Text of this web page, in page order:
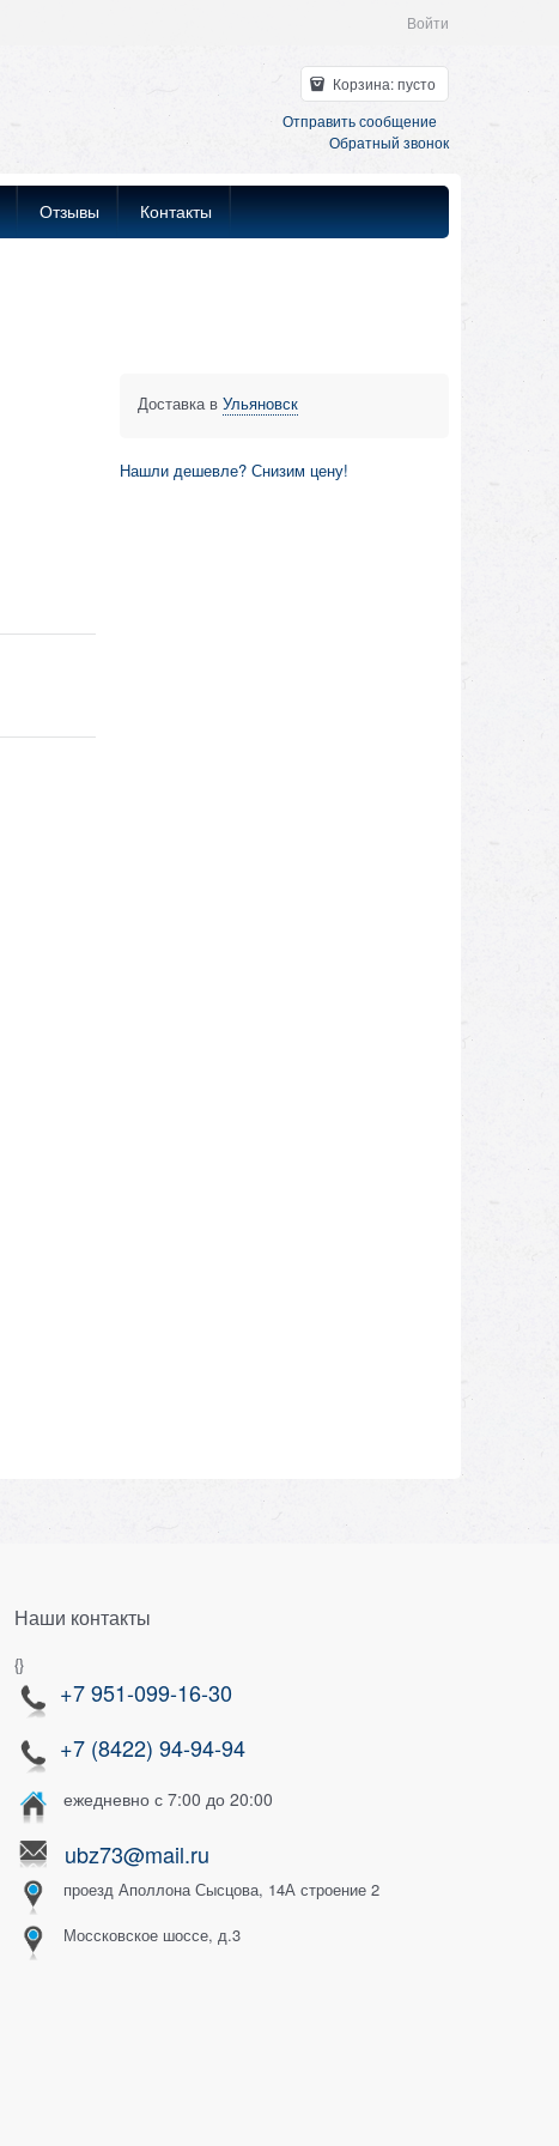
Войти
Корзина:пусто
Отправить сообщение
Обратный звонок
Отзывы Контакты
Доставка в Ульяновск
Нашли дешевле? Снизим цену!
Наши контакты
{}
+7 951-099-16-30
+7 (8422) 94-94-94
ежедневно с 7:00 до 20:00
ubz73@mail.ru
проезд Аполлона Сысцова, 14А строение 2
Моссковское шоссе, д.3